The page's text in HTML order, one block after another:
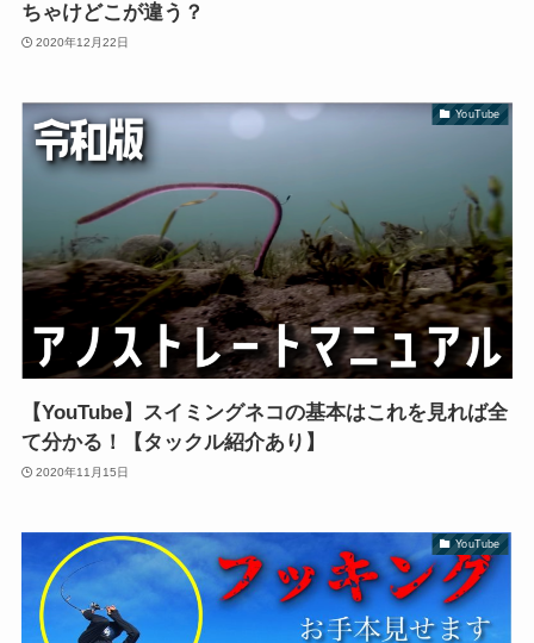
ちゃけどこが違う？
2020年12月22日
YouTube
【YouTube】スイミングネコの基本はこれを見れば全
て分かる！【タックル紹介あり】
2020年11月15日
YouTube